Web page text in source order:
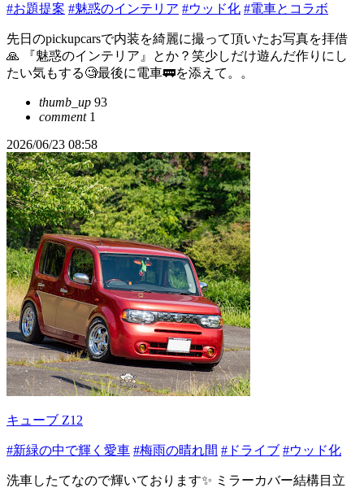
#お題提案 #魅惑のインテリア #ウッド化 #電車とコラボ
先日のpickupcarsで内装を綺麗に撮って頂いたお写真を拝借
🙏 『魅惑のインテリア』とか？笑少しだけ遊んだ作りにし
たい気もする🧐最後に電車🚃を添えて。。
thumb_up 93
comment1
2026/06/23 08:58
キューブ Z12
#新緑の中で輝く愛車 #梅雨の晴れ間 #ドライブ #ウッド化
洗車したてなので輝いております✨ ミラーカバー結構目立